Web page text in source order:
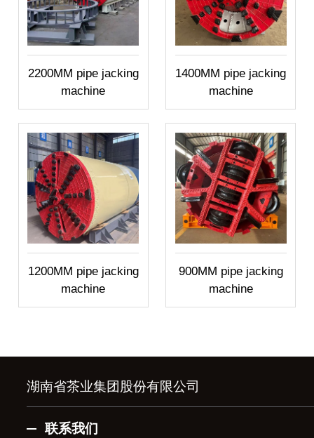
2200MM pipe jacking
machine
1400MM pipe jacking
machine
1200MM pipe jacking
machine
900MM pipe jacking
machine
湖南省茶业集团股份有限公司
联系我们